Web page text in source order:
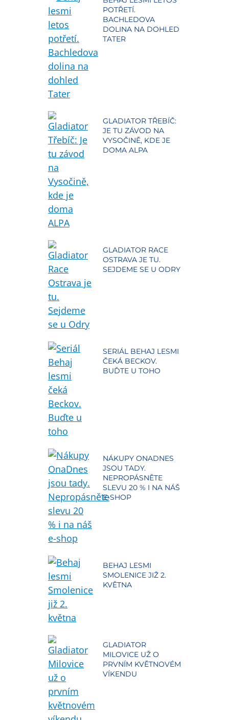
POTŘETÍ.
BACHLEDOVA
DOLINA NA DOHLED
TATER
GLADIATOR TŘEBÍČ:
JE TU ZÁVOD NA
VYSOČINĚ, KDE JE
DOMA ALPA
GLADIATOR RACE
OSTRAVA JE TU.
SEJDEME SE U ODRY
SERIÁL BEHAJ LESMI
ČEKÁ BECKOV.
BUĎTE U TOHO
NÁKUPY ONADNES
JSOU TADY.
NEPROPÁSNĚTE
SLEVU 20 % I NA NÁŠ
E-SHOP
BEHAJ LESMI
SMOLENICE JIŽ 2.
KVĚTNA
GLADIATOR
MILOVICE UŽ O
PRVNÍM KVĚTNOVÉM
VÍKENDU